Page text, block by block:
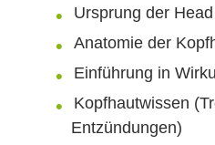
Ursprung der
Anatomie der
Einführung in
Kopfhautwissen
Entzündungen)